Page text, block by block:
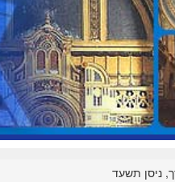
ניסן תשעד